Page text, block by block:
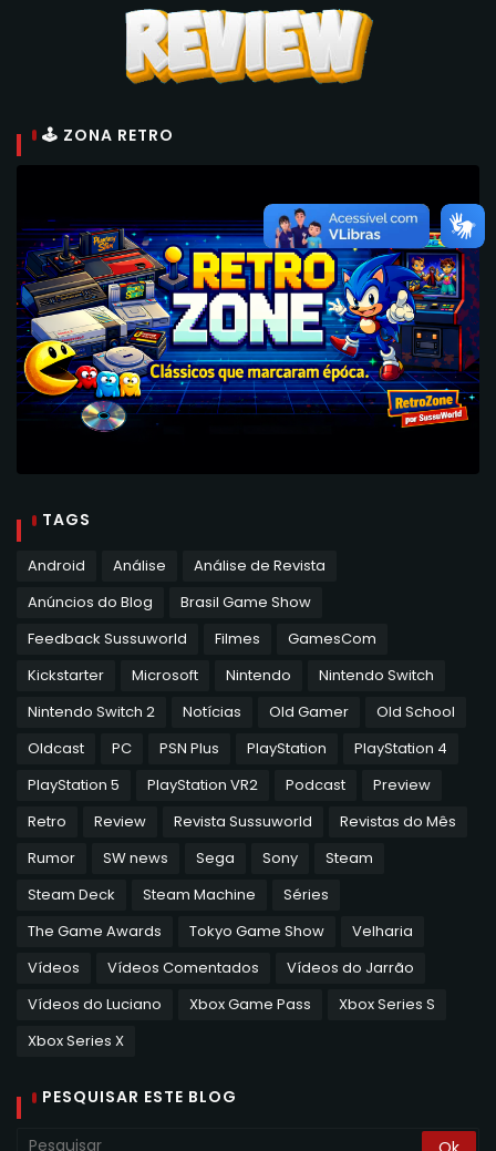
🕹 ZONA RETRO
TAGS
Android Análise
Análise de Revista
Anúncios do Blog
Brasil Game Show
Feedback Sussuworld
Filmes
GamesCom
Kickstarter
Microsoft Nintendo
Nintendo Switch
Nintendo Switch 2
Notícias Old Gamer
Old School
Oldcast
PC PSN Plus PlayStation
PlayStation 4
PlayStation 5
PlayStation VR2 Podcast
Preview
Retro
Review Revista Sussuworld
Revistas do Mês
Rumor
SW news Sega Sony
Steam
Steam Deck
Steam Machine
Séries
The Game Awards
Tokyo Game Show
Velharia
Vídeos
Vídeos Comentados
Vídeos do Jarrão
Vídeos do Luciano
Xbox Game Pass
Xbox Series S
Xbox Series X
PESQUISAR ESTE BLOG